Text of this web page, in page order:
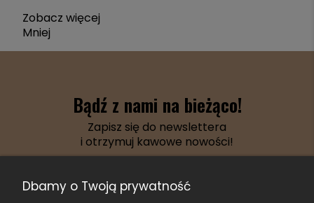
Zobacz więcej
Mniej
Bądź z nami na bieżąco!
Zapisz się do newslettera
i otrzymuj kawowe nowości!
Dbamy o Twoją prywatność